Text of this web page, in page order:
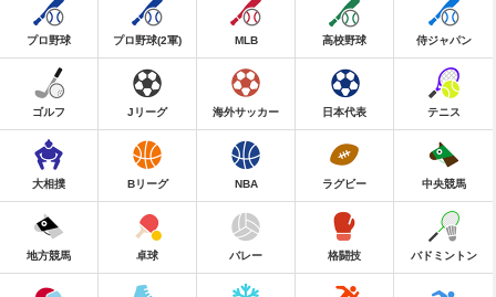
プロ野球 プロ野球(2軍) MLB 高校野球 侍ジャパン
ゴルフ Jリーグ 海外サッカー 日本代表 テニス
大相撲 Bリーグ NBA ラグビー 中央競馬
地方競馬 卓球 バレー 格闘技 バドミントン